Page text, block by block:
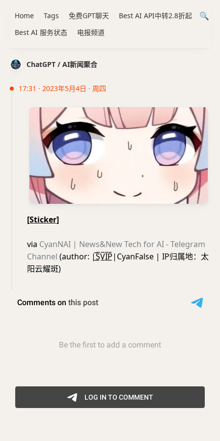
ChatGPT / AI新闻聚合
17:31 · 2023年5月4日 · 周四
[Sticker]
via CyanNAI | News&New Tech for AI - Telegram
Channel (author: |̲̅S̲̅V̲̅I̲̅P̲̅|CyanFalse | IP归属地：太
阳云耀斑)
Home Tags 免费GPT聊天
Best AI API中转2.8折起
Best AI 服务状态
电报频道